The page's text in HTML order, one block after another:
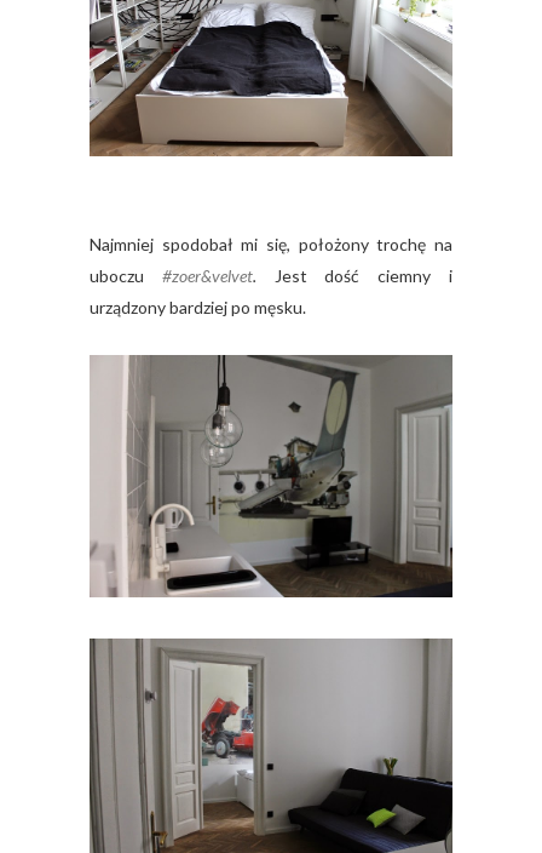
Najmniej spodobał mi się, położony trochę na
uboczu #zoer&velvet.
Jest dość ciemny i
urządzony bardziej po męsku.